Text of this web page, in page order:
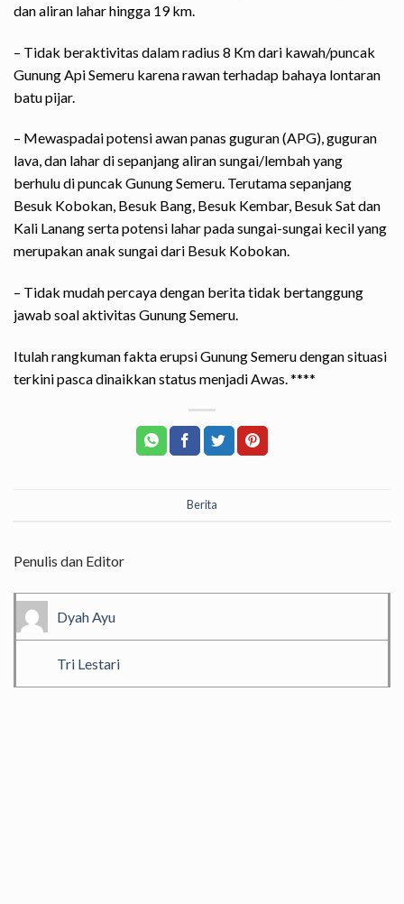
dan aliran lahar hingga 19 km.
– Tidak beraktivitas dalam radius 8 Km dari kawah/puncak
Gunung Api Semeru karena rawan terhadap bahaya lontaran
batu pijar.
– Mewaspadai potensi awan panas guguran (APG), guguran
lava, dan lahar di sepanjang aliran sungai/lembah yang
berhulu di puncak Gunung Semeru. Terutama sepanjang
Besuk Kobokan, Besuk Bang, Besuk Kembar, Besuk Sat dan
Kali Lanang serta potensi lahar pada sungai-sungai kecil yang
merupakan anak sungai dari Besuk Kobokan.
– Tidak mudah percaya dengan berita tidak bertanggung
jawab soal aktivitas Gunung Semeru.
Itulah rangkuman fakta erupsi Gunung Semeru dengan situasi
terkini pasca dinaikkan status menjadi Awas.****
Berita
Penulis dan Editor
Dyah Ayu
Tri Lestari